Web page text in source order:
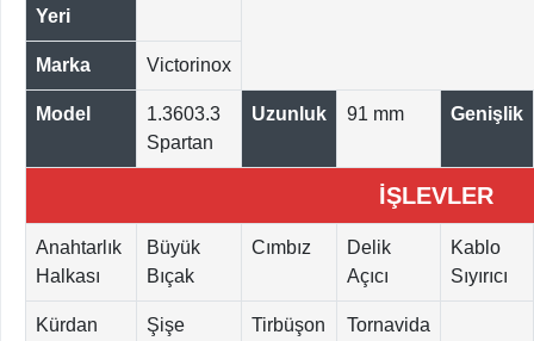
Yeri
Marka Victorinox
Model
1.3603.3
Spartan
Uzunluk 91 mm Genişlik
İŞLEVLER
Anahtarlık
Halkası
Büyük
Bıçak
Cımbız
Delik
Açıcı
Kablo
Sıyırıcı
Kürdan
Şişe
Tirbüşon Tornavida